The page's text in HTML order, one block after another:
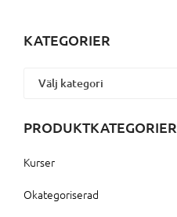
KATEGORIER
Kategorier
PRODUKTKATEGORIER
Kurser
Okategoriserad